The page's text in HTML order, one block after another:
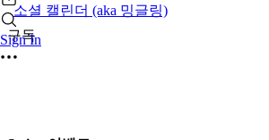
Sign In
소셜 캘린더 (aka 밍글링)
구독